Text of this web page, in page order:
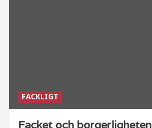
FACKLIGT
Facket och borgerligheten